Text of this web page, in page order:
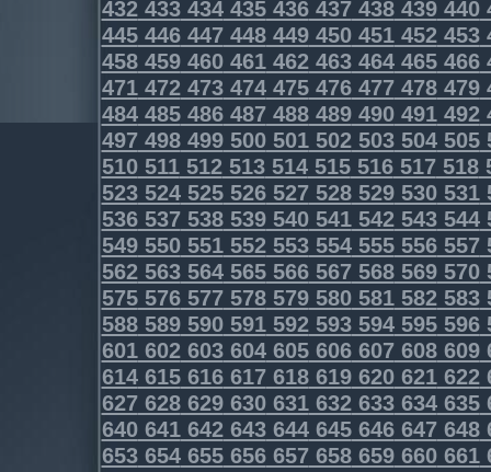
432433434435436437438439440
445446447448449450451452453
458459460461462463464465466
471472473474475476477478479
484485486487488489490491492
497498499500501502503504505
510511512513514515516517518
523524525526527528529530531
536537538539540541542543544
549550551552553554555556557
562563564565566567568569570
575576577578579580581582583
588589590591592593594595596
601602603604605606607608609
614615616617618619620621622
627628629630631632633634635
640641642643644645646647648
653654655656657658659660661